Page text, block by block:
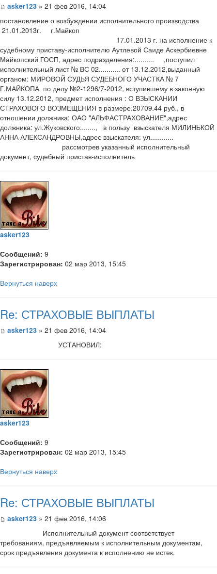
asker123 » 21 фев 2016, 14:04
постановление о возбуждении исполнительного производства
21.01.2013г. г.Майкоп
17.01.2013 г. на исполнение к
судебному приставу-исполнителю Аутлевой Саиде Аскербиевне
Майкопский ГОСП, адрес подразделения:.......... ,поступил
исполнительный лист № ВС 02........... от 13.12.2012,выданный
органом: МИРОВОЙ СУДЬЯ СУДЕБНОГО УЧАСТКА № 7
Г.МАЙКОПА по делу №2-1296/7-2012, вступившему в законную
силу 13.12.2012, предмет исполнения : О ВЗЫСКАНИИ
СТРАХОВОГО ВОЗМЕЩЕНИЯ в размере:20709.44 руб., в
отношении должника: ОАО "АЛЬФАСТРАХОВАНИЕ",адрес
должника: ул.Жуковского........, в пользу взыскателя МИЛИНЬКОЙ
АННА АЛЕКСАНДРОВНЫ,адрес взыскателя: ул............
рассмотрев указанный исполнительный
документ, судебный пристав-исполнитель
asker123
Сообщений: 9
Зарегистрирован: 02 мар 2013, 15:45
Вернуться наверх
Re: СТРАХОВЫЕ ВЫПЛАТЫ
asker123 » 21 фев 2016, 14:04
УСТАНОВИЛ:
asker123
Сообщений: 9
Зарегистрирован: 02 мар 2013, 15:45
Вернуться наверх
Re: СТРАХОВЫЕ ВЫПЛАТЫ
asker123 » 21 фев 2016, 14:06
Исполнительный документ соответствует
требованиям, предъявляемым к исполнительным документам,
срок предъявления документа к исполнению не истек.